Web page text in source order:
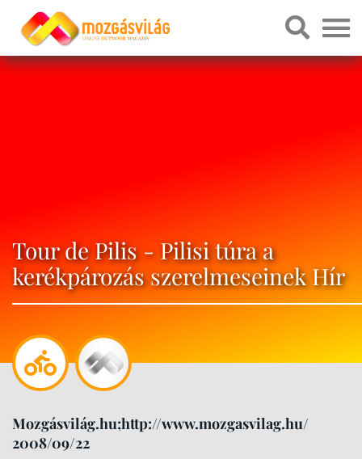
Tour de Pilis - Pilisi túra a
kerékpározás szerelmeseinek Hír
Mozgásvilág.hu;http://www.mozgasvilag.hu/
2008/09/22